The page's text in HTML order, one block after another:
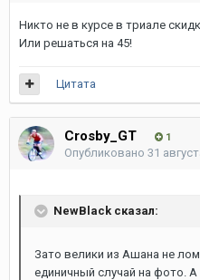
Никто не в курсе в триале
Или решаться на 45!
Цитата
Crosby_GT 1
Опубликовано 31
NewBlack сказал:
Зато велики из Ашана не
единичный случай на фото.